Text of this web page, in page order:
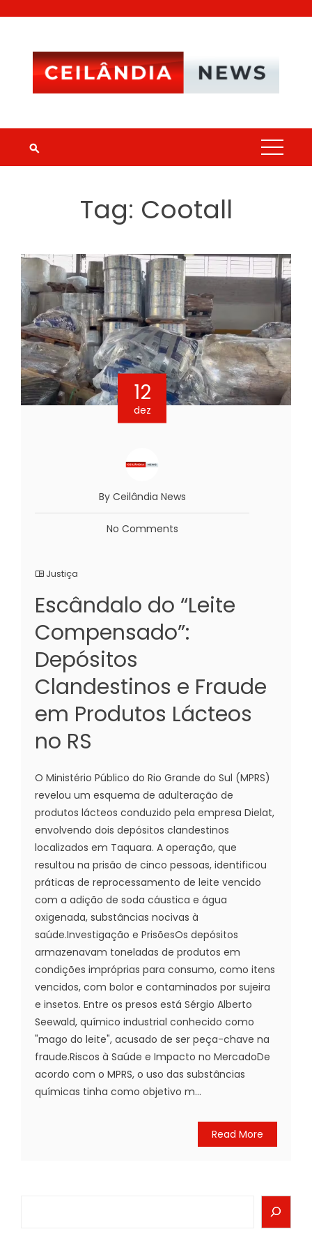
Tag: Cootall
12
dez
By Ceilândia News
No Comments
Justiça
Escândalo do “Leite
Compensado”:
Depósitos
Clandestinos e Fraude
em Produtos Lácteos
no RS
O Ministério Público do Rio Grande do Sul (MPRS)
revelou um esquema de adulteração de
produtos lácteos conduzido pela empresa Dielat,
envolvendo dois depósitos clandestinos
localizados em Taquara. A operação, que
resultou na prisão de cinco pessoas, identificou
práticas de reprocessamento de leite vencido
com a adição de soda cáustica e água
oxigenada, substâncias nocivas à
saúde.Investigação e PrisõesOs depósitos
armazenavam toneladas de produtos em
condições impróprias para consumo, como itens
vencidos, com bolor e contaminados por sujeira
e insetos. Entre os presos está Sérgio Alberto
Seewald, químico industrial conhecido como
"mago do leite", acusado de ser peça-chave na
fraude.Riscos à Saúde e Impacto no MercadoDe
acordo com o MPRS, o uso das substâncias
químicas tinha como objetivo m...
Read More